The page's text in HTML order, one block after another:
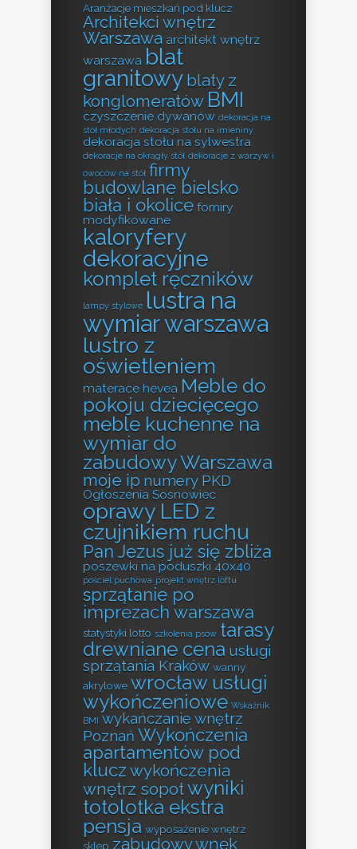
Aranżacje mieszkań pod klucz
Architekci wnętrz
Warszawa architekt wnętrz
warszawa blat
granitowy blaty z
konglomeratów BMI
czyszczenie dywanów dekoracja na
stół młodych dekoracja stołu na imieniny
dekoracja stołu na sylwestra
dekoracje na okrągły stół dekoracje z warzyw i
owoców na stół firmy
budowlane bielsko
biała i okolice forniry
modyfikowane
kaloryfery
dekoracyjne
komplet ręczników
lampy stylowe lustra na
wymiar warszawa
lustro z
oświetleniem
materace hevea Meble do
pokoju dziecięcego
meble kuchenne na
wymiar do
zabudowy Warszawa
moje ip numery PKD
Ogłoszenia Sosnowiec
oprawy LED z
czujnikiem ruchu
Pan Jezus już się zbliża
poszewki na poduszki 40x40
pościel puchowa projekt wnętrz loftu
sprzątanie po
imprezach warszawa
statystyki lotto szkolenia psów tarasy
drewniane cena usługi
sprzątania Kraków wanny
akrylowe wrocław usługi
wykończeniowe Wskaźnik
BMI wykańczanie wnętrz
Poznań Wykończenia
apartamentów pod
klucz wykończenia
wnętrz sopotwyniki
totolotka ekstra
pensja wyposażenie wnętrz
sklep zabudowy wnęk